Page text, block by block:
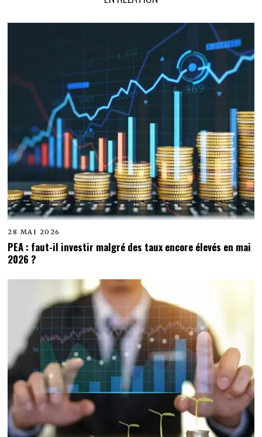
28 MAI 2026
PEA : faut-il investir malgré des taux encore élevés en mai
2026 ?